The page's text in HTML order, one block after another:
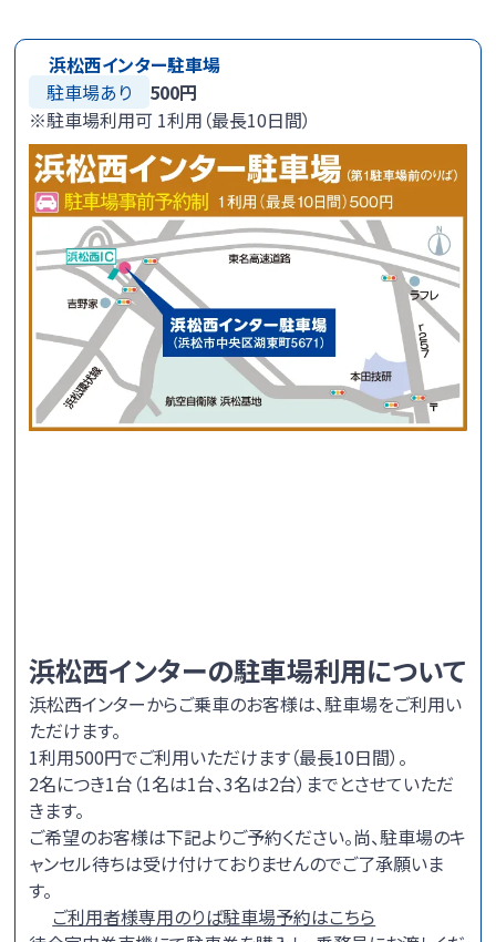
浜松西インター駐車場
駐車場あり
500円
※駐車場利用可 1利用（最長10日間）
浜松西インターの駐車場利用について
浜松西インターからご乗車のお客様は、駐車場をご利用い
ただけます。
1利用500円でご利用いただけます（最長10日間）。
2名につき1台（1名は1台、3名は2台）までとさせていただ
きます。
ご希望のお客様は下記よりご予約ください。尚、駐車場のキ
ャンセル待ちは受け付けておりませんのでご了承願いま
す。
ご利用者様専用のりば駐車場予約はこちら